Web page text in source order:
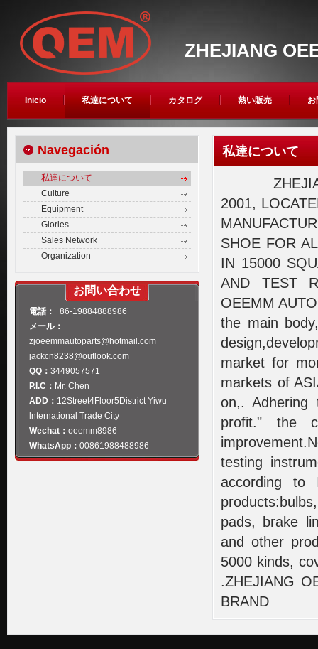
ZHEJIANG
Inicio 私達について カタログ 熱い販売 お
私達について
ZHEJIANG
2001,
SHOE FOR
IN 15000
AND TEST
OEEMM
the main
market for
markets of
on,. Adhering
profit." the
testing
according to
pads, brake
and other
5000 kinds,
.ZHEJIANG
BRAND
Navegación
私達について
Culture
Equipment
Glories
Sales Network
Organization
お問い合わせ
電話： +86-19884888986
メール：
zjoeemmautoparts@hotmail.com
jackcn8238@outlook.com
QQ： 3449057571
P.I.C： Mr. Chen
ADD： 12Street4Floor5District Yiwu
lnternational Trade City
Wechat： oeemm8986
WhatsApp： 00861988488986